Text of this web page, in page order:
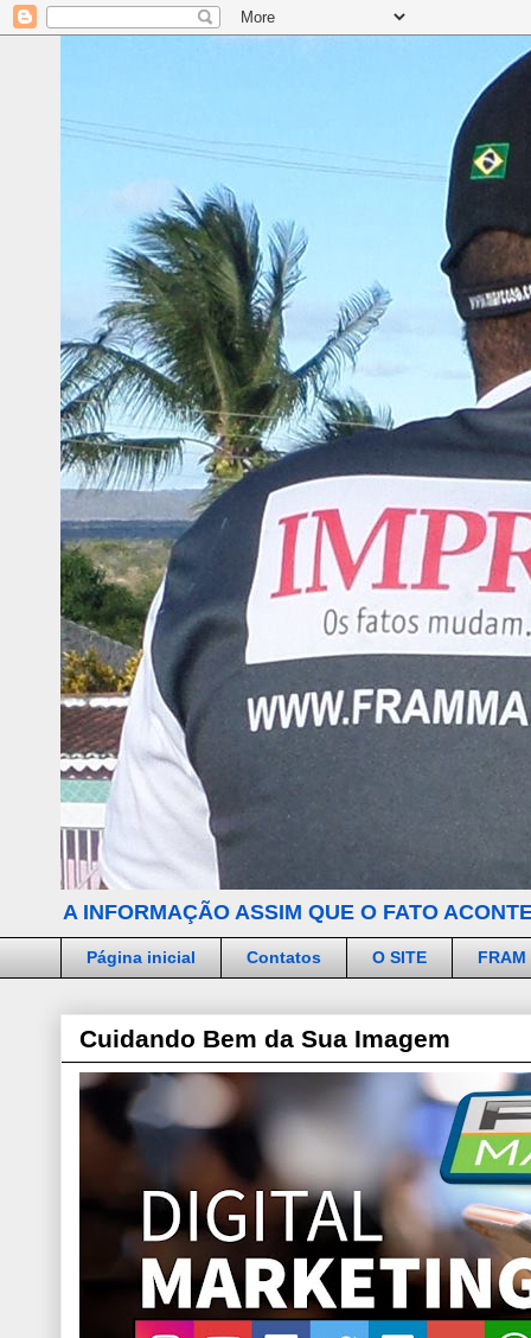
A INFORMAÇÃO ASSIM QUE O FATO
Página inicial Contatos O SITE FRAM
Cuidando Bem da Sua Imagem